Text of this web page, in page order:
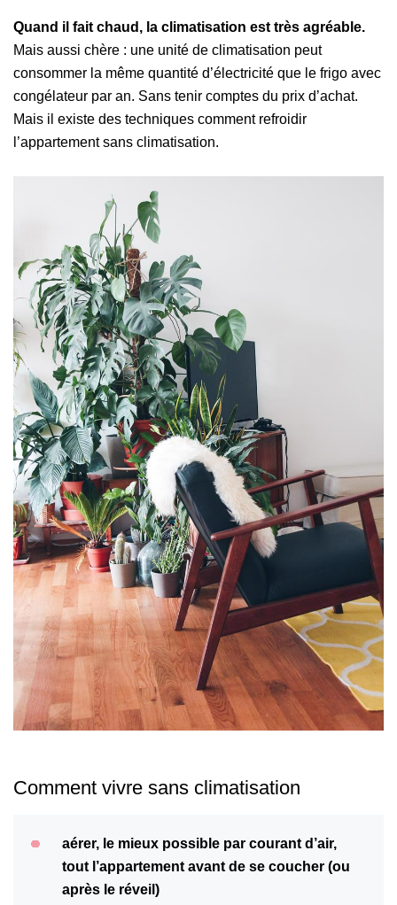
Quand il fait chaud, la climatisation est très agréable.
Mais aussi chère : une unité de climatisation peut
consommer la même quantité d’électricité que le frigo avec
congélateur par an. Sans tenir comptes du prix d’achat.
Mais il existe des techniques comment refroidir
l’appartement sans climatisation.
Comment vivre sans climatisation
aérer, le mieux possible par courant d’air,
tout l’appartement avant de se coucher (ou
après le réveil)